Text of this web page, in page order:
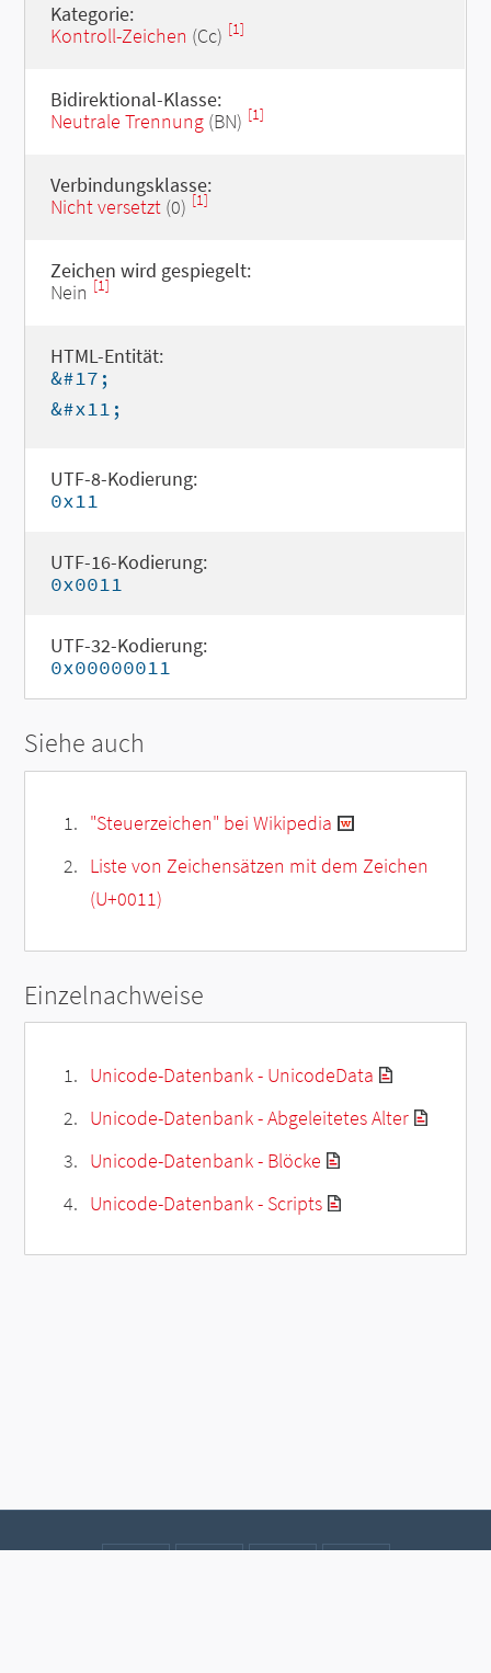
Kategorie:
Kontroll-Zeichen (Cc) [1]
Bidirektional-Klasse:
Neutrale Trennung(BN) [1]
Verbindungsklasse:
Nicht versetzt(0) [1]
Zeichen wird gespiegelt:
Nein [1]
HTML-Entität:
&#17;
&#x11;
UTF-8-Kodierung:
0x11
UTF-16-Kodierung:
0x0011
UTF-32-Kodierung:
0x00000011
Siehe auch
"Steuerzeichen" bei Wikipedia
Liste von Zeichensätzen mit dem Zeichen
(U+0011)
Einzelnachweise
Unicode-Datenbank - UnicodeData
Unicode-Datenbank - Abgeleitetes Alter
Unicode-Datenbank - Blöcke
Unicode-Datenbank - Scripts